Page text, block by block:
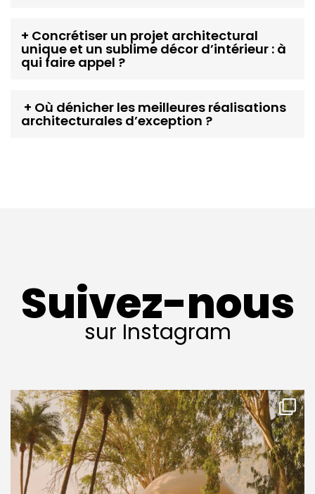
+ Concrétiser un projet architectural
unique et un sublime décor d’intérieur : à
qui faire appel ?
+ Où dénicher les meilleures réalisations
architecturales d’exception ?
Suivez-nous
sur Instagram